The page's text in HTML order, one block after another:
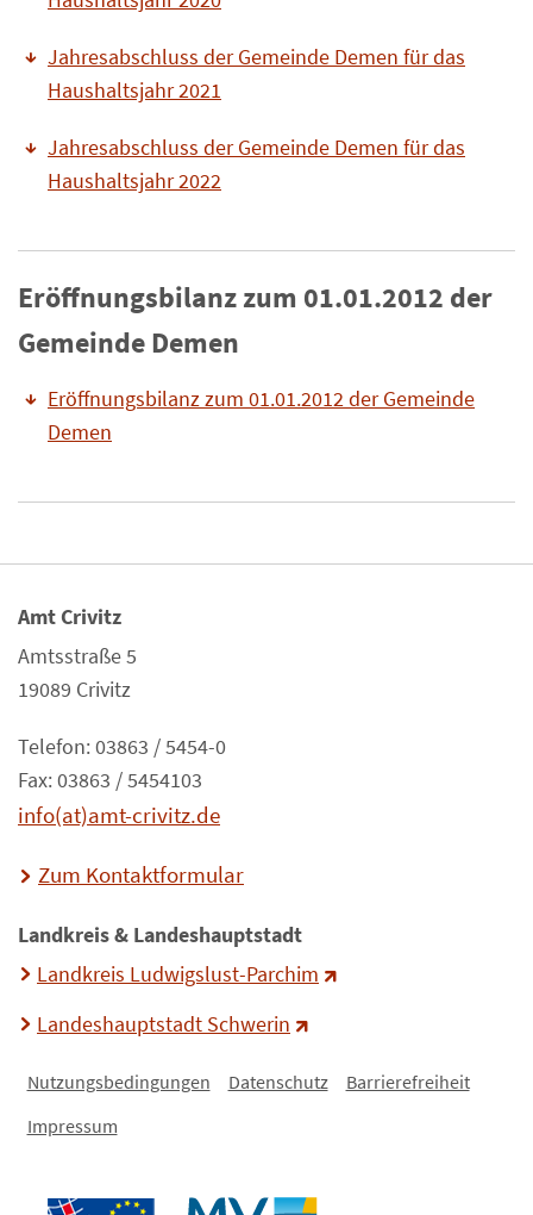
Jahresabschluss der Gemeinde Demen für das
Haushaltsjahr 2021
Jahresabschluss der Gemeinde Demen für das
Haushaltsjahr 2022
Eröffnungsbilanz zum 01.01.2012 der
Gemeinde Demen
Eröffnungsbilanz zum 01.01.2012 der Gemeinde
Demen
Amt Crivitz
Amtsstraße 5
19089 Crivitz
Telefon: 03863 / 5454-0
Fax: 03863 / 5454103
info(at)amt-crivitz.de
Zum Kontaktformular
Landkreis & Landeshauptstadt
Landkreis Ludwigslust-Parchim
Landeshauptstadt Schwerin
Nutzungsbedingungen Datenschutz
Barrierefreiheit
Impressum